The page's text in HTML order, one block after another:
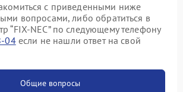
с приведенными ниже
вопросами, либо обратиться в
“FIX-NEC” по следующему телефону
04если не нашли ответ на свой
Общие вопросы